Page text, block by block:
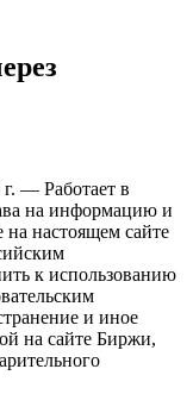
— Работает в
на информацию и
настоящем сайте
к использованию
и иное
на сайте Биржи,